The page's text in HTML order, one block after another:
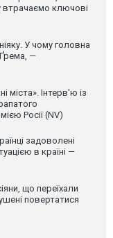
втрачаємо ключові
У чому головна
Ґрема, —
міста». Інтерв'ю із
Росії (NV)
задоволені
в країні —
що переїхали
повертатися